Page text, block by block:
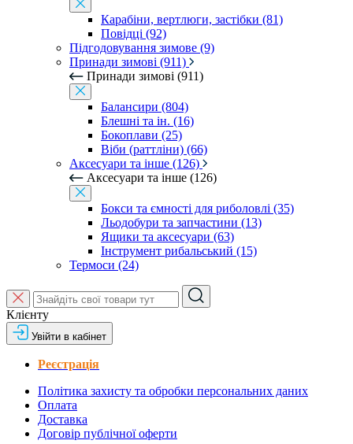
Карабіни, вертлюги, застібки (81)
Повідці (92)
Підгодовування зимове (9)
Принади зимові (911)
Принади зимові (911)
Балансири (804)
Блешні та ін. (16)
Бокоплави (25)
Віби (раттліни) (66)
Аксесуари та інше (126)
Аксесуари та інше (126)
Бокси та ємності для риболовлі (35)
Льодобури та запчастини (13)
Ящики та аксесуари (63)
Інструмент рибальський (15)
Термоси (24)
Клієнту
Увійти в кабінет
Реєстрація
Політика захисту та обробки персональних даних
Оплата
Доставка
Договір публічної оферти